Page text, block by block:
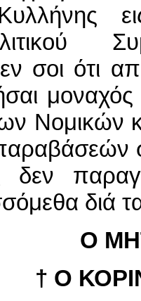
σοι ότι
Νομικών
δεν
διά
Ο
† Ο